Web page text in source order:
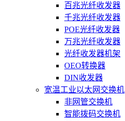
百兆光纤收发器
千兆光纤收发器
POE光纤收发器
万兆光纤收发器
光纤收发器机架
OEO转换器
DIN收发器
宽温工业以太网交换机
非网管交换机
智能拨码交换机